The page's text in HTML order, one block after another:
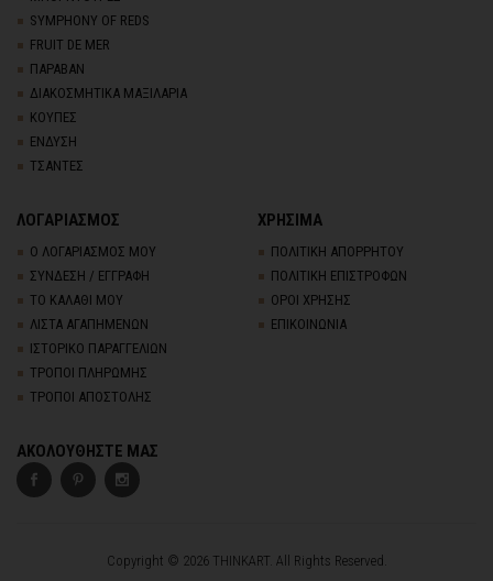
SYMPHONY OF REDS
FRUIT DE MER
ΠΑΡΑΒΑΝ
ΔΙΑΚΟΣΜΗΤΙΚΑ ΜΑΞΙΛΑΡΙΑ
ΚΟΥΠΕΣ
ΕΝΔΥΣΗ
ΤΣΑΝΤΕΣ
ΛΟΓΑΡΙΑΣΜΟΣ
Ο ΛΟΓΑΡΙΑΣΜΟΣ ΜΟΥ
ΣΥΝΔΕΣΗ / ΕΓΓΡΑΦΗ
ΤΟ ΚΑΛΑΘΙ ΜΟΥ
ΛΙΣΤΑ ΑΓΑΠΗΜΕΝΩΝ
ΙΣΤΟΡΙΚΟ ΠΑΡΑΓΓΕΛΙΩΝ
ΤΡΟΠΟΙ ΠΛΗΡΩΜΗΣ
ΤΡΟΠΟΙ ΑΠΟΣΤΟΛΗΣ
ΧΡΗΣΙΜΑ
ΠΟΛΙΤΙΚΗ ΑΠΟΡΡΗΤΟΥ
ΠΟΛΙΤΙΚΗ ΕΠΙΣΤΡΟΦΩΝ
ΟΡΟΙ ΧΡΗΣΗΣ
ΕΠΙΚΟΙΝΩΝΙΑ
ΑΚΟΛΟΥΘΗΣΤΕ ΜΑΣ
Copyright © 2026 THINKART. All Rights Reserved.